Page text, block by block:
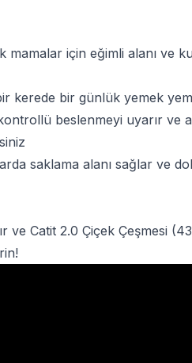
mamalar için eğimli alanı ve
kerede bir günlük yemek
beslenmeyi uyarır ve
saklama alanı sağlar ve
ve Catit 2.0 Çiçek Çeşmesi